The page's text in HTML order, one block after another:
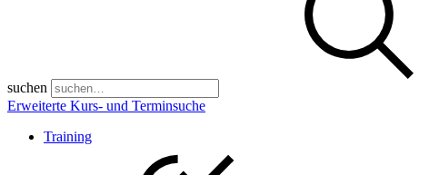
suchen
Erweiterte Kurs- und Terminsuche
Training